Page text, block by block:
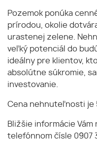
Pozemok ponúka
prírodou, okolie
urastenej zelene.
veľký potenciál do
ideálny pre klientov,
absolútne súkromie,
investovanie.
Cena nehnuteľnosti je
Bližšie informácie
telefónnom čísle 0907